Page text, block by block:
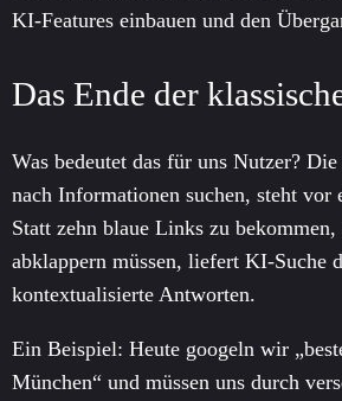
KI-Features einbauen und den
Das Ende der
Was bedeutet das für uns Nutzer?
nach Informationen suchen, steht vor
Statt zehn blaue Links zu
abklappern müssen, liefert KI-Suche
kontextualisierte Antworten.
Ein Beispiel: Heute googeln wir
München“ und müssen uns durch